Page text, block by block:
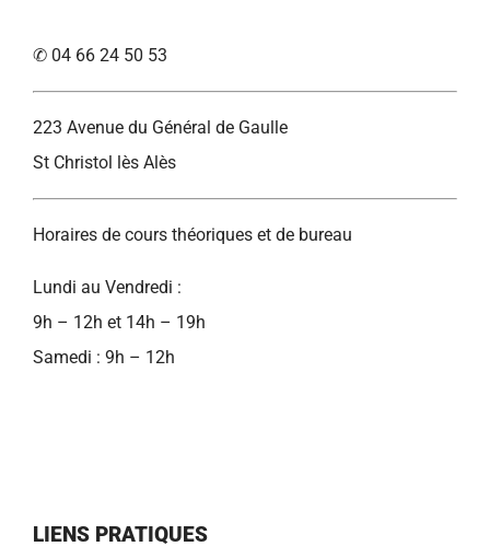
✆ 04 66 24 50 53
223 Avenue du Général de Gaulle
St Christol lès Alès
Horaires de cours théoriques et de bureau
Lundi au Vendredi :
9h – 12h et 14h – 19h
Samedi : 9h – 12h
LIENS PRATIQUES